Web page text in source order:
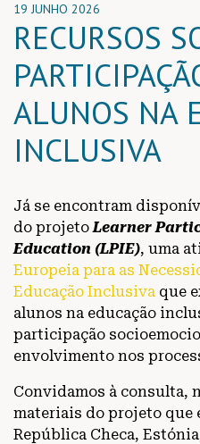
19 JUNHO 2026
RECURSOS
ALUNOS NA
INCLUSIVA
Já se encontram
do projetoLearner
Education (LPIE), uma
Europeia para as
Educação Inclusiva que
alunos na educação
participação
envolvimento nos
Convidamos à consulta,
materiais do projeto que
República Checa,